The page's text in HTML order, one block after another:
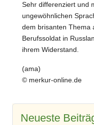
Sehr differenziert und
ungewöhnlichen
dem brisanten Thema
Berufssoldat in
ihrem Widerstand.
(ama)
© merkur-online.de
Neueste